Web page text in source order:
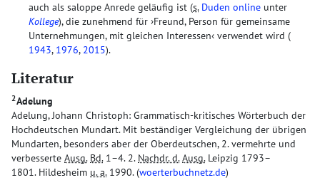
auch als saloppe Anrede geläufig ist (s. Duden online unter
Kollege), die zunehmend für Freund, Person für gemeinsame
Unternehmungen, mit gleichen Interessen verwendet wird (
1943, 1976, 2015).
Literatur
2Adelung
Adelung, Johann Christoph: Grammatisch-kritisches Wörterbuch der
Hochdeutschen Mundart. Mit beständiger Vergleichung der übrigen
Mundarten, besonders aber der Oberdeutschen, 2. vermehrte und
verbesserte Ausg. Bd.1–4. 2. Nachdr. d. Ausg.Leipzig 1793–
1801. Hildesheim u. a.1990. (woerterbuchnetz.de)